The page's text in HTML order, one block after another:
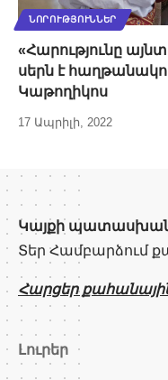
ՆՈՐՈՒԹՅՈՒՆՆԵՐ
«Հարությունը
սերն է
Կաթողիկոս
17 Ապրիլի, 2022
Կայքի
Տեր Համբարձում
Հարցեր
Լուրեր